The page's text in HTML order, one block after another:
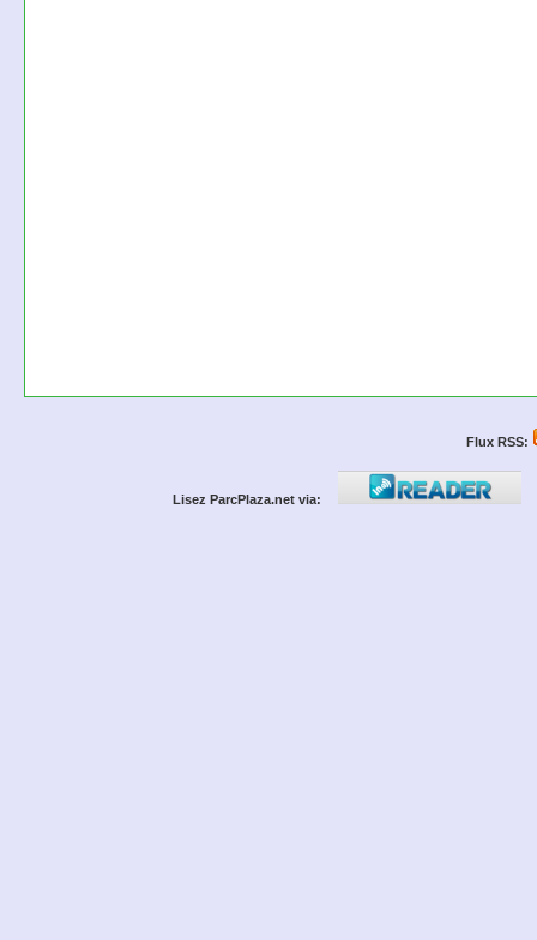
Flux RSS:
Lisez ParcPlaza.net via: